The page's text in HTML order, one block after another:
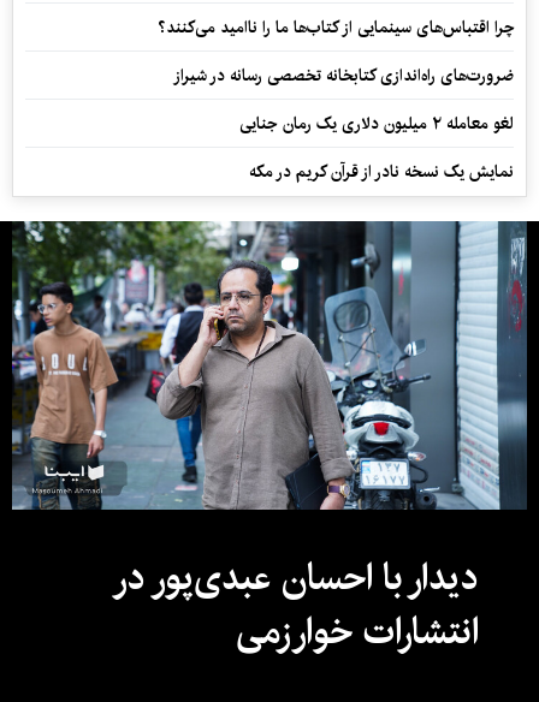
چرا اقتباس‌های سینمایی از کتاب‌ها ما را ناامید می‌کنند؟
ضرورت‌های راه‌اندازی کتابخانه تخصصی رسانه در شیراز
لغو معامله ۲ میلیون دلاری یک رمان جنایی
نمایش یک نسخه نادر از قرآن کریم در مکه
دیدار با احسان عبدی‌پور در
انتشارات خوارزمی